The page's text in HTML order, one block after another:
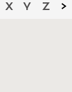
X Y Z >